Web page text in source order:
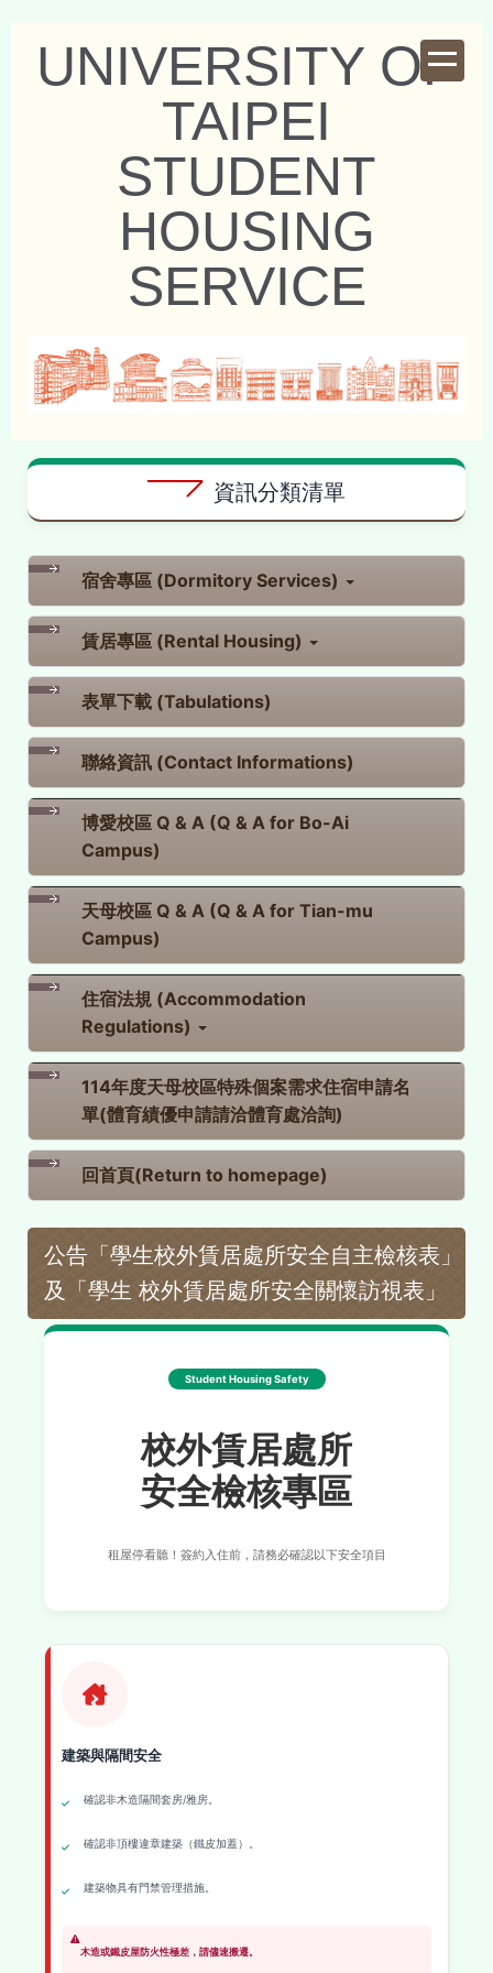
UNIVERSITY OF
TAIPEI
STUDENT
HOUSING
SERVICE
資訊分類清單
宿舍專區 (Dormitory Services)
賃居專區 (Rental Housing)
表單下載 (Tabulations)
聯絡資訊 (Contact Informations)
博愛校區 Q & A (Q & A for Bo-Ai
Campus)
天母校區 Q & A (Q & A for Tian-mu
Campus)
住宿法規 (Accommodation
Regulations)
114年度天母校區特殊個案需求住宿申請名
單(體育績優申請請洽體育處洽詢)
回首頁(Return to homepage)
公告「學生校外賃居處所安全自主檢核表」
及「學生 校外賃居處所安全關懷訪視表」
Student Housing Safety
校外賃居處所
安全檢核專區
租屋停看聽！簽約入住前，請務必確認以下安全項目
建築與隔間安全
確認非木造隔間套房/雅房。
確認非頂樓違章建築（鐵皮加蓋）。
建築物具有門禁管理措施。
木造或鐵皮屋防火性極差，請儘速搬遷。